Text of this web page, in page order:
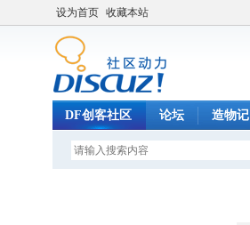
设为首页 收藏本站
DF创客社区 论坛 造物记